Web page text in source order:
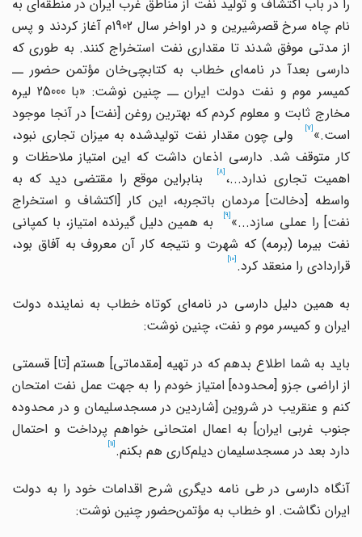
را در باب اکتشاف و تولید نفت از مناطق غرب ایران در منطقهای به
نام چاه سرخ قصرشیرین و در اواخر سال 1902م آغاز کردند و پس
از مدتی موفق شدند تا مقداری نفت استخراج کنند. به طوری که
دارسی بعدآ در نامهای خطاب به کتابچیخان مؤتمن حضور ــ
کمیسر موم و نفت دولت ایران ــ چنین نوشت: «با 25000 لیره
مخارج ثابت و معلوم کردم که بهترین روغن]نفت[در آنجا موجود
است.» ولی چون مقدار نفت تولیدشده به میزان تجاری نبود،
کار متوقف شد. دارسی اذعان داشت که این امتیاز ملاحظات و
اهمیت تجاری ندارد...، بنابراین موقع را مقتضی دید که به
واسطه]دخالت[مردمان باتجربه، این کار]اکتشاف و استخراج
نفت[را عملی سازد...» به همین دلیل گیرنده امتیاز، با کمپانی
نفت بیرما (برمه) که شهرت و نتیجه کار آن معروف به آفاق بود،
قراردادی را منعقد کرد.
به همین دلیل دارسی در نامهای کوتاه خطاب به نماینده دولت
ایران و کمیسر موم و نفت، چنین نوشت:
باید به شما اطلاع بدهم که در تهیه]مقدماتی[هستم]تا [قسمتی
از اراضی جزو]محدوده[امتیاز خودم را به جهت عمل نفت امتحان
کنم و عنقریب در شروین]شاردین در مسجدسلیمان و در محدوده
جنوب غربی ایران[به اعمال امتحانی خواهم پرداخت و احتمال
دارد بعد در مسجدسلیمان دیلمکاری هم بکنم.
آنگاه دارسی در طی نامه دیگری شرح اقدامات خود را به دولت
ایران نگاشت. او خطاب به مؤتمنحضور چنین نوشت: